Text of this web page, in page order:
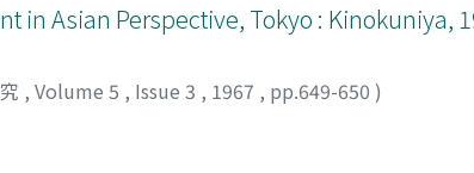
in Asian Perspective, Tokyo : Kinokuniya,
, Volume 5 , Issue 3 , 1967 , pp.649-650 )